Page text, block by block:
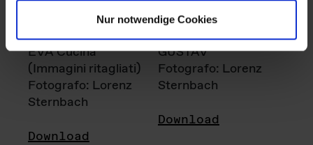
Nur notwendige Cookies
EVA Cucina
(Immagini ritagliati)
Fotografo: Lorenz
Sternbach
Download
GUSTAV
Fotografo: Lorenz
Sternbach
Download